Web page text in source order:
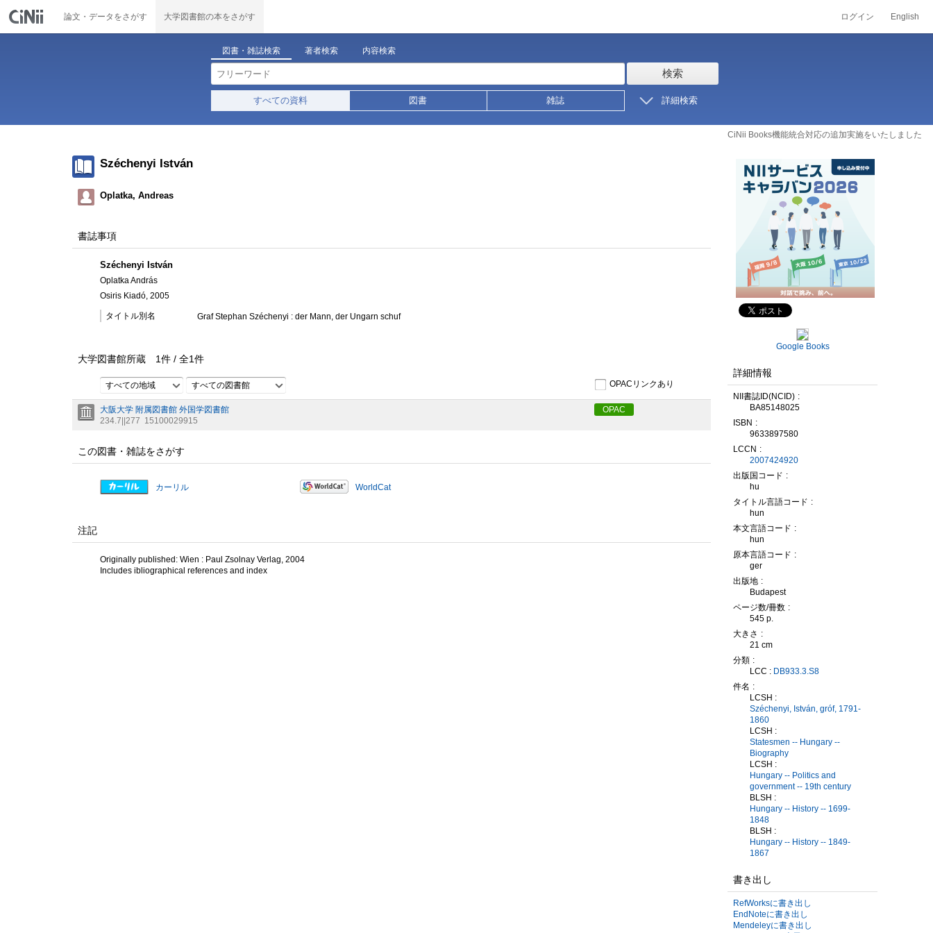
論文・データをさがす 大学図書館の本をさがす ログイン English
図書・雑誌検索 著者検索 内容検索
検索
すべての資料 図書 雑誌 詳細検索
CiNii Books機能統合対応の追加実施をいたしました
Széchenyi István
Oplatka, Andreas
書誌事項
Széchenyi István
Oplatka András
Osiris Kiadó, 2005
タイトル別名 Graf Stephan Széchenyi : der Mann, der Ungarn schuf
大学図書館所蔵 1件 / 全1件
すべての地域 すべての図書館 OPACリンクあり
大阪大学 附属図書館 外国学図書館
234.7||277 15100029915
OPAC
この図書・雑誌をさがす
カーリル WorldCat
注記
Originally published: Wien : Paul Zsolnay Verlag, 2004
Includes ibliographical references and index
Google Books
詳細情報
NII書誌ID(NCID)
BA85148025
ISBN
9633897580
LCCN
2007424920
出版国コード
hu
タイトル言語コード
hun
本文言語コード
hun
原本言語コード
ger
出版地
Budapest
ページ数/冊数
545 p.
大きさ
21 cm
分類
LCC : DB933.3.S8
件名
LCSH :
Széchenyi, István, gróf, 1791-
1860
LCSH :
Statesmen -- Hungary --
Biography
LCSH :
Hungary -- Politics and
government -- 19th century
BLSH :
Hungary -- History -- 1699-
1848
BLSH :
Hungary -- History -- 1849-
1867
書き出し
RefWorksに書き出し
EndNoteに書き出し
Mendeleyに書き出し